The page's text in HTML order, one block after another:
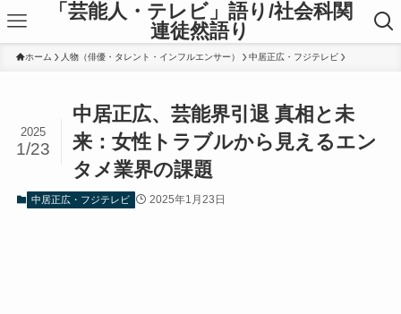
「芸能人・テレビ」語り/社会科関
連徒然語り
ホーム 人物（俳優・タレント・インフルエンサー） 中居正広・フジテレビ
中居正広、芸能界引退 真相と未
来：女性トラブルから見えるエン
タメ業界の課題
2025
1/23
中居正広・フジテレビ 2025年1月23日